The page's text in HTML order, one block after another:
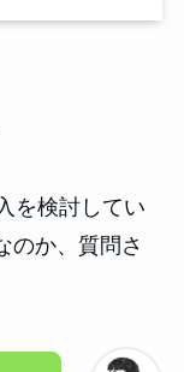
を検討してい
のか、質問さ